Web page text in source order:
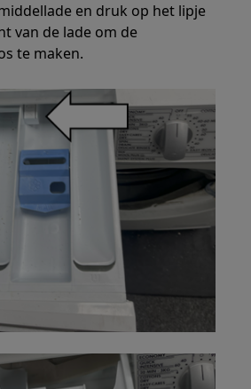
en druk op het lipje
van de lade om de
te maken.